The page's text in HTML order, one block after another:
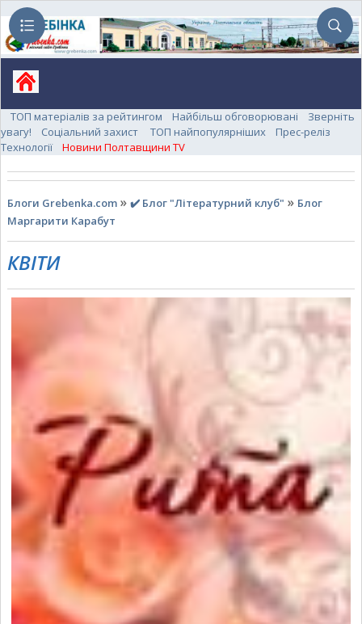
ТОП матеріалів за рейтингом Найбільш обговорювані
Зверніть
увагу!
Соціальний захист ТОП найпопулярніших
Прес-реліз
Технології
Новини Полтавщини TV
Блоги Grebenka.com » ✔️ Блог "Літературний клуб" » Блог
Маргарити Карабут
КВІТИ